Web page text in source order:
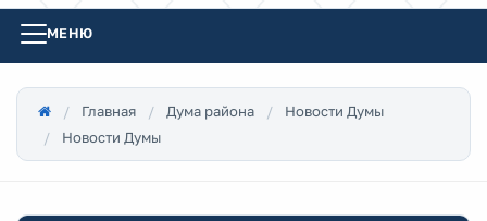
МЕНЮ
Главная Дума района
Новости Думы
Новости Думы